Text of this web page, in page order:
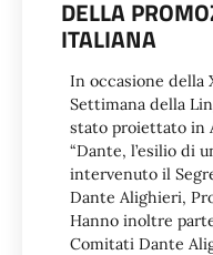
DELLA
ITALIANA
In occasione della
Settimana della
stato proiettato in
“Dante, l’esilio di
intervenuto il
Dante Alighieri,
Hanno inoltre
Comitati Dante